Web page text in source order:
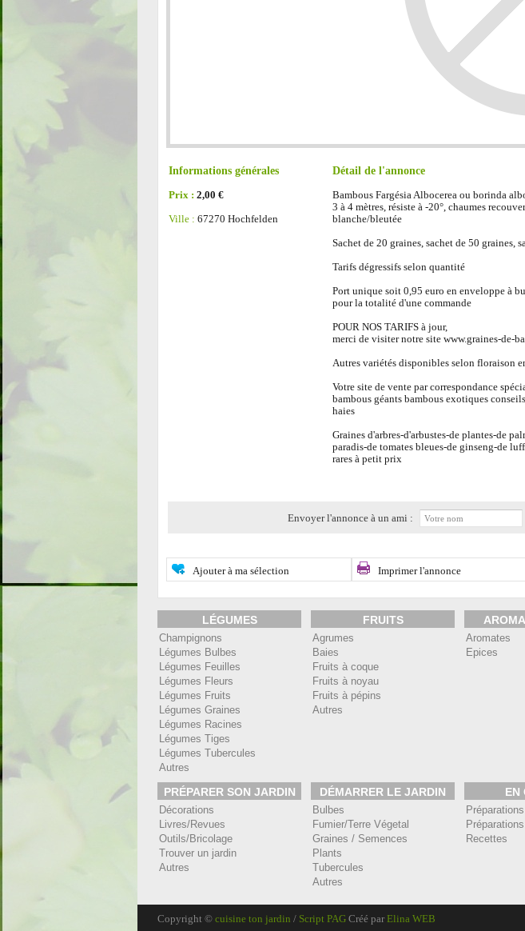
Informations générales
Prix : 2,00 €
Ville : 67270 Hochfelden
Détail de l'annonce
Bambous Fargésia Albocerea ou borinda
3 à 4 mètres, résiste à -20°, chaumes
blanche/bleutée
Sachet de 20 graines, sachet de 50 graines,
Tarifs dégressifs selon quantité
Port unique soit 0,95 euro en enveloppe à
pour la totalité d'une commande
POUR NOS TARIFS à jour,
merci de visiter notre site www.graines-de-
Autres variétés disponibles selon floraison
Votre site de vente par correspondance
bambous géants bambous exotiques
haies
Graines d'arbres-d'arbustes-de plantes-de
paradis-de tomates bleues-de ginseng-de
rares à petit prix
Envoyer l'annonce à un ami :
Ajouter à ma sélection Imprimer l'annonce
LÉGUMES
Champignons
Légumes Bulbes
Légumes Feuilles
Légumes Fleurs
Légumes Fruits
Légumes Graines
Légumes Racines
Légumes Tiges
Légumes Tubercules
Autres
FRUITS
Agrumes
Baies
Fruits à coque
Fruits à noyau
Fruits à pépins
Autres
Aromates
Epices
PRÉPARER SON JARDIN
Décorations
Livres/Revues
Outils/Bricolage
Trouver un jardin
Autres
DÉMARRER LE JARDIN
Bulbes
Fumier/Terre Végetal
Graines / Semences
Plants
Tubercules
Autres
EN
Recettes
Copyright © cuisine ton jardin / Script PAG Créé par Elina WEB